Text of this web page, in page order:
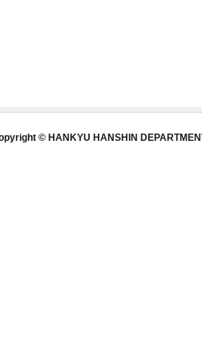
© HANKYU HANSHIN